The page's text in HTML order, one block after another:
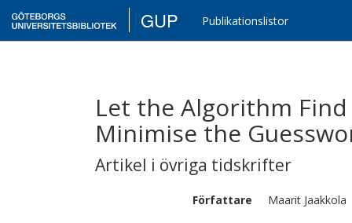
GUP Publikationslistor
Let the Algorithm
Minimise the
Artikel i övriga tidskrifter
Författare Maarit Jaakkola